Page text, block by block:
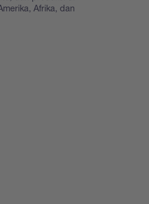
Afrika, dan